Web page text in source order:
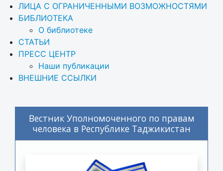
ЛИЦА С ОГРАНИЧЕННЫМИ ВОЗМОЖНОСТЯМИ
БИБЛИОТЕКА
О библиотеке
СТАТЬИ
ПРЕСС ЦЕНТР
Наши публикации
ВНЕШНИЕ ССЫЛКИ
Вестник Уполномоченного по правам
человека в Республике Таджикистан